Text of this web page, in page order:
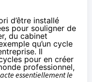
d’être installé
pour souligner de
du cabinet
qu’un cycle
Il
pour en créer
professionnel,
essentiellement le